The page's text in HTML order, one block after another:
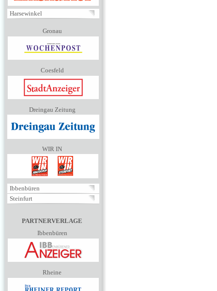
Harsewinkel
Gronau
Coesfeld
Dreingau Zeitung
WIR IN
Ibbenbüren
Steinfurt
PARTNERVERLAGE
Ibbenbüren
Rheine